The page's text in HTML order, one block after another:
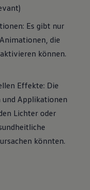
Es gibt nur
die
können.
Effekte: Die
und Applikationen
Lichter oder
könnten.